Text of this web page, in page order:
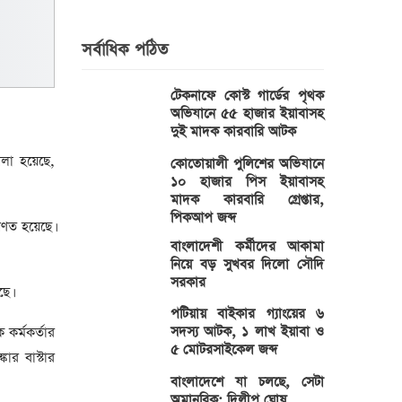
হয়েছে,
হয়েছে।
বাস্টার
সর্বাধিক পঠিত
টেকনাফে কোস্ট গার্ডের পৃথক
অভিযানে ৫৫ হাজার ইয়াবাসহ
দুই মাদক কারবারি আটক
কোতোয়ালী পুলিশের অভিযানে
১০ হাজার পিস ইয়াবাসহ
মাদক কারবারি গ্রেপ্তার,
পিকআপ জব্দ
বাংলাদেশী কর্মীদের আকামা
নিয়ে বড় সুখবর দিলো সৌদি
সরকার
পটিয়ায় বাইকার গ্যাংয়ের ৬
সদস্য আটক, ১ লাখ ইয়াবা ও
৫ মোটরসাইকেল জব্দ
বাংলাদেশে যা চলছে, সেটা